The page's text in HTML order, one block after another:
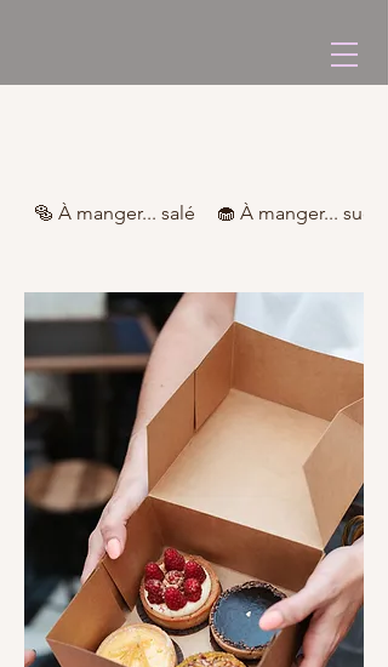
🥯 À manger... salé 🧁 À manger... sucré